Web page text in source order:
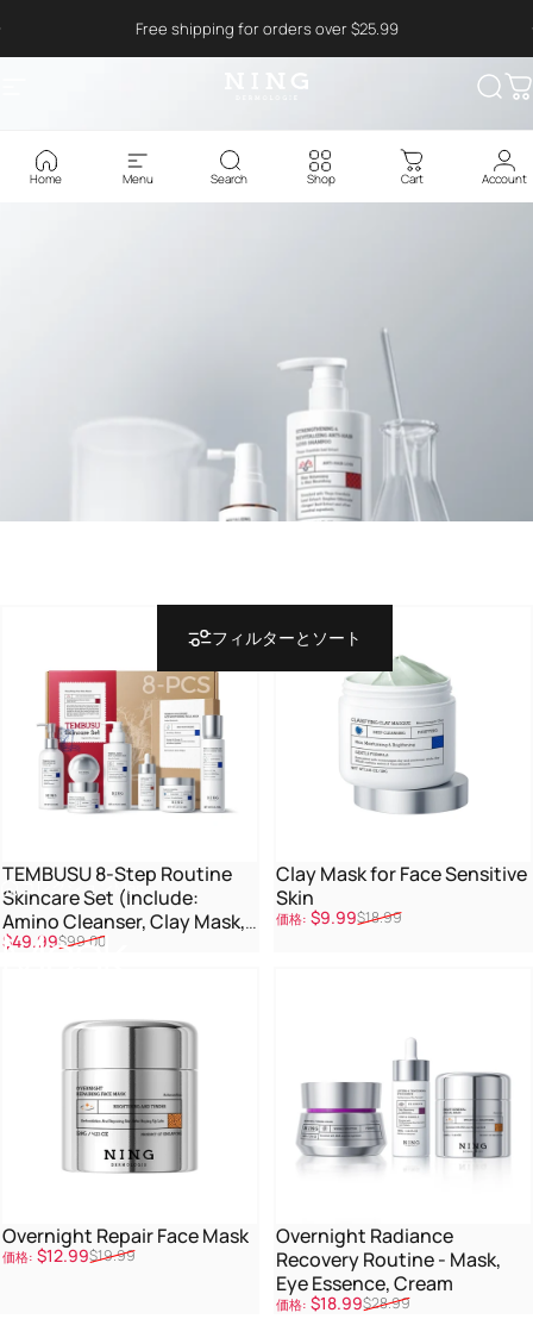
Privacy
Free shipping for orders over $25.99
Visit Ning Amazon Official Store
検索
Home Menu Search Shop Cart Account
コレクション Mask
Mask
フィルターとソート
TEMBUSU 8-Step Routine
Skincare Set (Include:
Amino Cleanser, Clay Mask,
Toner, Salicylic Acid Serum,
販売価格
$49.99
通常価格$99.00
Clay Mask for Face Sensitive
Skin
販売価格
価格: $9.99
通常価格 $18.99
Overnight Repair Face Mask
販売価格
価格: $12.99
通常価格 $19.99
Overnight Radiance
Recovery Routine - Mask,
Eye Essence, Cream
販売価格
価格: $18.99
通常価格 $28.99